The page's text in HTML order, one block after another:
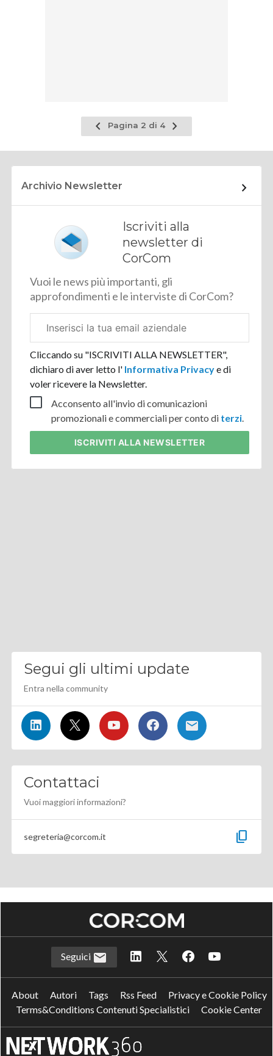
Pagina
precedente
Pagina 2 di 4
Pagina
successiva
Archivio Newsletter
Iscriviti alla
newsletter di
CorCom
Vuoi le news più importanti, gli
approfondimenti e le interviste di CorCom?
aziendale
Cliccando su "ISCRIVITI ALLA NEWSLETTER",
dichiaro di aver letto l' Informativa Privacye di
voler ricevere la Newsletter.
Acconsento all'invio di comunicazioni
promozionali e commerciali per conto di terzi.
ISCRIVITI ALLA NEWSLETTER
Segui gli ultimi update
Entra nella community
Contattaci
Vuoi maggiori informazioni?
segreteria@corcom.it content_copy
Seguici
About Autori Tags Rss Feed
Privacy e Cookie Policy
Terms&Conditions Contenuti Specialistici
Cookie Center